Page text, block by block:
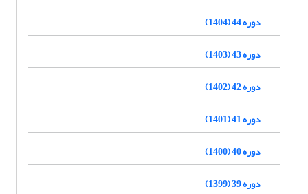
دوره 44 (1404)
دوره 43 (1403)
دوره 42 (1402)
دوره 41 (1401)
دوره 40 (1400)
دوره 39 (1399)